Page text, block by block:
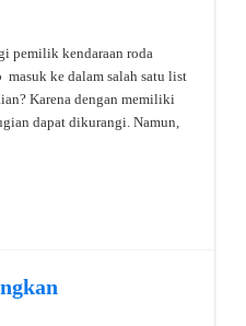
pemilik kendaraan roda
ke dalam salah satu list
Karena dengan memiliki
dapat dikurangi. Namun,